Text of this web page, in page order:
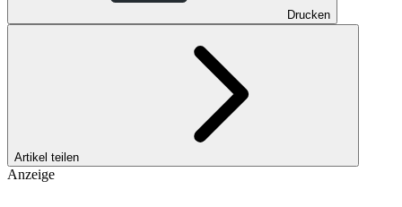
Drucken
Artikel teilen
Anzeige